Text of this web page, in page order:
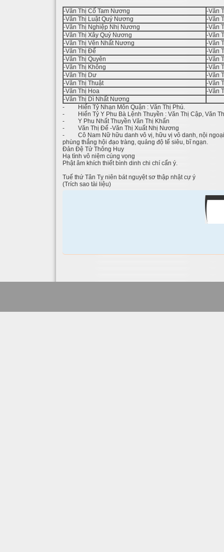
-Văn Thị Cố Tam Nương
-Văn
-Văn Thị Luật Quý Nương
-Văn
-Văn Thị Nghiệp Nhị Nương
-Văn
-Văn Thị Xây Quý Nương
-Văn
-Văn Thị Vên Nhất Nương
-Văn
-Văn Thị Để
-Văn
-Văn Thị Quyên
-Văn
-Văn Thị Không
-Văn
-Văn Thị Dư
-Văn
-Văn Thị Thuật
-Văn
-Văn Thị Hoa
-Văn
-Văn Thị Dì Nhất Nương
- Hiển Tỷ Nhạn Môn Quận : Văn Thị Phú.
- Hiển Tỷ Y Phu Bà Lệnh Thuyền : Văn Thị Cập, Văn
- Y Phu Nhất Thuyền Văn Thị Khẩn
- Văn Thị Để -Văn Thị Xuất Nhị Nương
- Cô Nam Nữ hữu danh vô vị, hữu vị vô danh, nội ngoại,
phùng thắng hội đạo tràng, quảng độ tế siêu, bĩ ngạn.
Đản Đệ Tử Thông Huy
Hạ tình vô niệm cúng vọng
Phật âm khích thiết bình dinh chi chí cẩn ý.
Tuế thứ Tân Tỵ niên bát nguyệt sơ thập nhật cự ý
(Trích sao tài liệu)